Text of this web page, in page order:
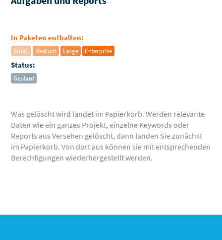
In Paketen enthalten:
Small Medium Large Enterprise
Status:
Geplant
Was gelöscht wird landet im Papierkorb. Werden relevante
Daten wie ein ganzes Projekt, einzelne Keywords oder
Reports aus Versehen gelöscht, dann landen Sie zunächst
im Papierkorb. Von dort aus können sie mit entsprechenden
Berechtigungen wiederhergestellt werden.